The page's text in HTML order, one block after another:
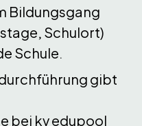
Bildungsgang
Schulort)
Schule.
gibt
bei kv edupool